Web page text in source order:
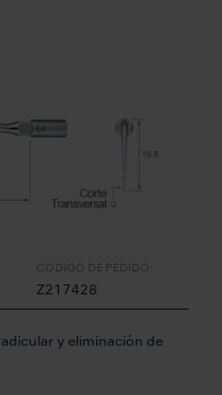
CÓDIGO DE PEDIDO:
Z217428
y eliminación de